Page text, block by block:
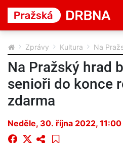
Zprávy Kultura Na
Na Pražský hrad
senioři do konce
zdarma
Neděle, 30. října 2022, 11:00